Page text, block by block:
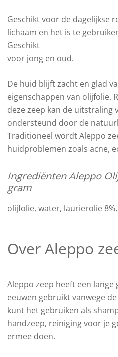
Geschikt voor de dagelijkse
lichaam en het is te
Geschikt
voor jong en oud.
De huid blijft zacht en glad
eigenschappen van olijfolie.
deze zeep kan de uitstraling
ondersteund door de
Traditioneel wordt Aleppo
huidproblemen zoals acne,
Ingrediënten Aleppo
gram
olijfolie, water, laurierolie
Over Aleppo
Aleppo zeep heeft een lange
eeuwen gebruikt vanwege
kunt het gebruiken als
handzeep, reiniging voor je
ermee doen.